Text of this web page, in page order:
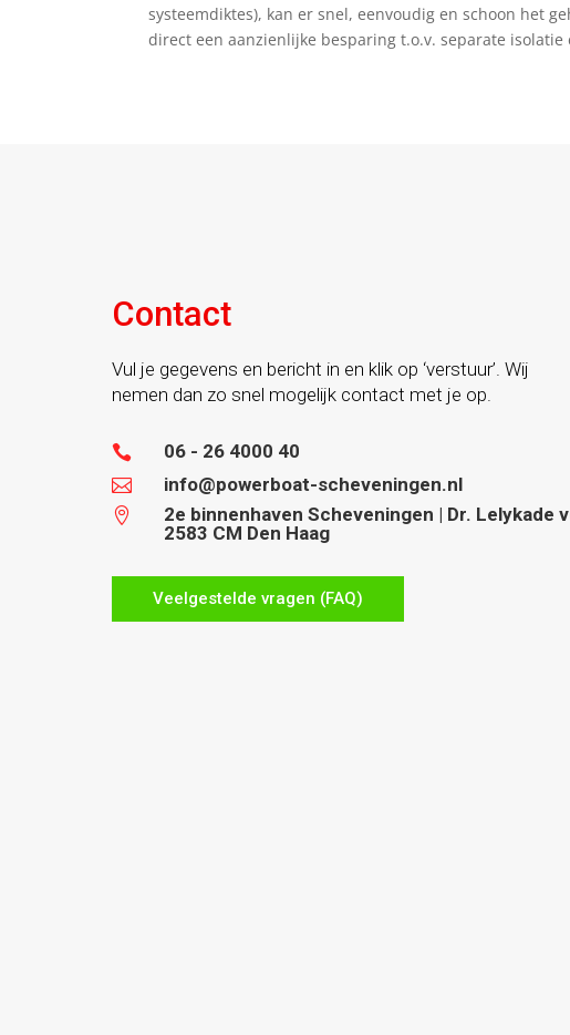
systeemdiktes), kan er snel, eenvoudig en schoon het
direct een aanzienlijke besparing t.o.v. separate
Contact
Vul je gegevens en bericht in en klik op ‘verstuur’. Wij
nemen dan zo snel mogelijk contact met je op.
 06 - 26 4000 40
 info@powerboat-scheveningen.nl

2e binnenhaven Scheveningen | Dr. Lelykade
2583 CM Den Haag
Veelgestelde vragen (FAQ)